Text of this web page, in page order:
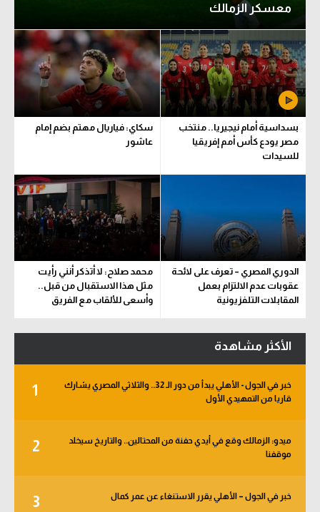
معسكر الزمالك
بسداسية أمام نيجيريا.. منتخب
مصر يودع كأس أمم إفريقيا
للسيدات
سكاي: فياريال مهتم بضم إمام
عاشور
الدوري المصري – تعرف على لائحة
عقوبات عدم الالتزام بعمل
المقابلات التلفزيونية
محمد صلاح: لا أتذكر أنني رأيت
مثل هذا الاستقبال من قبل..
وأسعى للألقاب مع الفريق
الأكثر مشاهدة
1
خبر في الجول - الأهلي يبدأ من دور الـ 32.. والثلاثي المصري يشارك
قاريا من التمهيدي الأول
2
ميدو: الزمالك وقع في أيدي حفنة من المحتالين.. والتاريخ سيخلد
موقفنا
3 خبر في الجول – الأهلي يقرر الاستنغاء عن عمر كمال